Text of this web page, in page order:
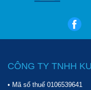
CÔNG TY TNHH
• Mã số thuế 0106539641